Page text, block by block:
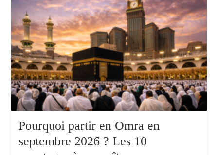
Pourquoi partir en Omra en
septembre 2026 ? Les 10